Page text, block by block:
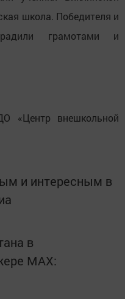
школа. Победителя и
грамотами и
«Центр внешкольной
и интересным в
в
MАХ: